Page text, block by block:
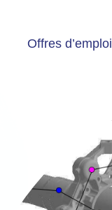
Offres d’emploi